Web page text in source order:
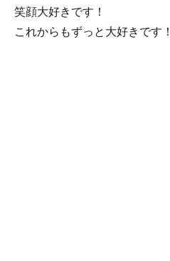
笑顔大好きです！
これからもずっと大好きです！